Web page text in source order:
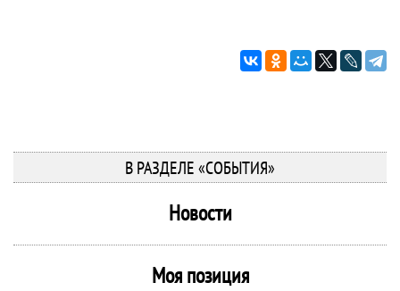
В РАЗДЕЛЕ «СОБЫТИЯ»
Новости
Моя позиция